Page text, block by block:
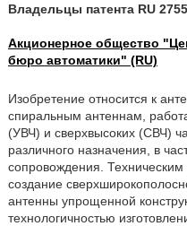
Владельцы патента RU
Акционерное общество
бюро автоматики" (RU)
Изобретение относится к
спиральным антеннам,
(УВЧ) и сверхвысоких (СВЧ)
различного назначения, в
сопровождения. Техническим
создание
антенны упрощенной
технологичностью